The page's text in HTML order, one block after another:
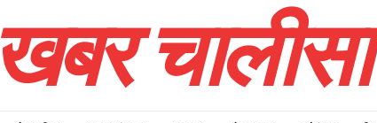
खबर चालीसा